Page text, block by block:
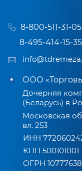
8-800-511-31-05
8-495-414-15-35
ООО
Дочерняя
(Беларусь) в
Московская
вл. 253
ИНН
КПП 500101001
ОГРН